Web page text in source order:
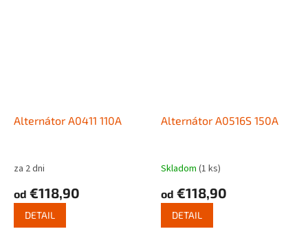
Alternátor A0411 110A
za 2 dni
od €118,90
DETAIL
Alternátor A0516S 150A
Skladom (1 ks)
od €118,90
DETAIL